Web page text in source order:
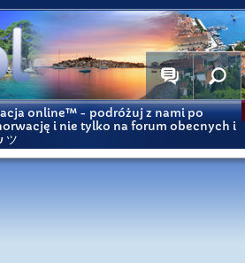
online™ - podróżuj z nami po
i nie tylko na forum obecnych i
ツ